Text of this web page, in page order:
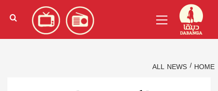
content
الإنجليزية)
Menu
HOME
ALL NEWS